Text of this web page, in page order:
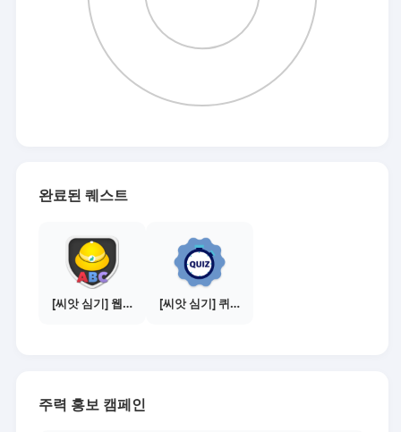
완료된 퀘스트
[씨앗 심기] 웹툰보기 - 수익내기 편 [씨앗 심기] 퀴즈 참여하기
주력 홍보 캠페인